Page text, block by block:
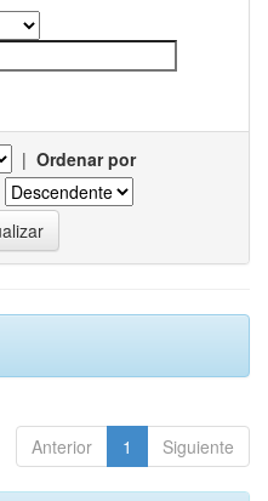
| Ordenar por
Anterior 1 Siguiente